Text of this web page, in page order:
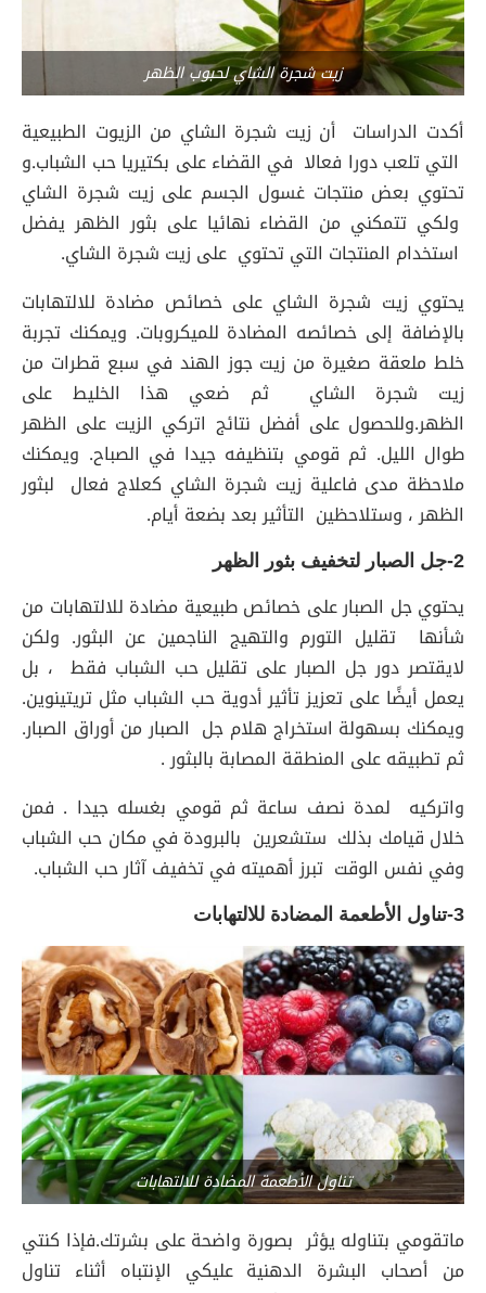
زيت شجرة الشاي لحبوب الظهر
أكدت الدراسات أن زيت شجرة الشاي من الزيوت الطبيعية
التي تلعب دورا فعالا في القضاء على بكتيريا حب الشباب.و
تحتوي بعض منتجات غسول الجسم على زيت شجرة الشاي
ولكي تتمكني من القضاء نهائيا على بثور الظهر يفضل
استخدام المنتجات التي تحتوي على زيت شجرة الشاي.
يحتوي زيت شجرة الشاي على خصائص مضادة للالتهابات
بالإضافة إلى خصائصه المضادة للميكروبات. ويمكنك تجربة
خلط ملعقة صغيرة من زيت جوز الهند في سبع قطرات من
زيت شجرة الشاي ثم ضعي هذا الخليط على
الظهر.وللحصول على أفضل نتائج اتركي الزيت على الظهر
طوال الليل. ثم قومي بتنظيفه جيدا في الصباح. ويمكنك
ملاحظة مدى فاعلية زيت شجرة الشاي كعلاج فعال لبثور
الظهر ، وستلاحظين التأثير بعد بضعة أيام.
2-جل الصبار لتخفيف بثور الظهر
يحتوي جل الصبار على خصائص طبيعية مضادة للالتهابات من
شأنها تقليل التورم والتهيج الناجمين عن البثور. ولكن
لايقتصر دور جل الصبار على تقليل حب الشباب فقط ، بل
يعمل أيضًا على تعزيز تأثير أدوية حب الشباب مثل تريتينوين.
ويمكنك بسهولة استخراج هلام جل الصبار من أوراق الصبار.
ثم تطبيقه على المنطقة المصابة بالبثور .
واتركيه لمدة نصف ساعة ثم قومي بغسله جيدا . فمن
خلال قيامك بذلك ستشعرين بالبرودة في مكان حب الشباب
وفي نفس الوقت تبرز أهميته في تخفيف آثار حب الشباب.
3-تناول الأطعمة المضادة للالتهابات
تناول الأطعمة المضادة للالتهابات
ماتقومي بتناوله يؤثر بصورة واضحة على بشرتك.فإذا كنتي
من أصحاب البشرة الدهنية عليكي الإنتباه أثناء تناول